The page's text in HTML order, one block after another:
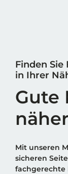
Finden
in Ihrer
Gute
Mit unseren
sicheren Seit
fachgerechte